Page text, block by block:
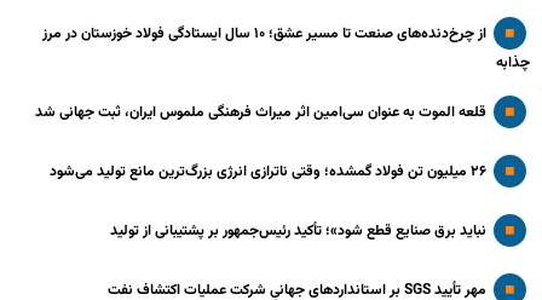
از چرخ‌دنده‌های صنعت تا مسیر عشق؛ ۱۰ سال ایستادگی فولاد خوزستان در مرز
چذابه
قلعه الموت به عنوان سی‌امین اثر میراث‌ فرهنگی ملموس ایران، ثبت جهانی شد
۲۶ میلیون تن فولاد گمشده؛ وقتی ناترازی انرژی بزرگ‌ترین مانع تولید می‌شود
نباید برق صنایع قطع شود»؛ تأکید رئیس‌جمهور بر پشتیبانی از تولید
مهر تأیید SGS بر استانداردهای جهانیِ شرکت عملیات اکتشاف نفت